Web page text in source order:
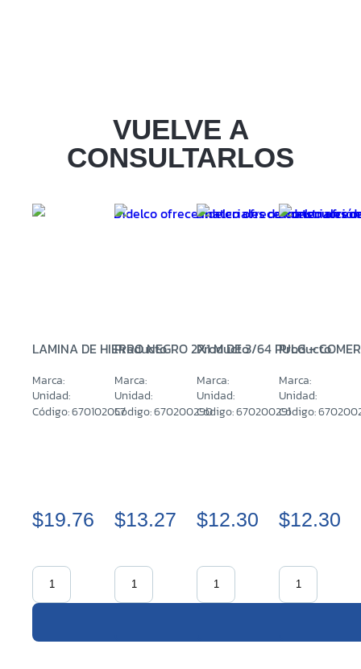
VUELVE A
CONSULTARLOS
LAMINA DE HIERRO NEGRO 2X1 M DE 3/64 PULG –
Marca:
Unidad:
Código: 670102057
$19.76
Producto
Marca:
Unidad:
Código: 670200290
$13.27
Producto
Marca:
Unidad:
Código: 670200291
$12.30
Producto
Marca:
Unidad:
Código:
$12.30